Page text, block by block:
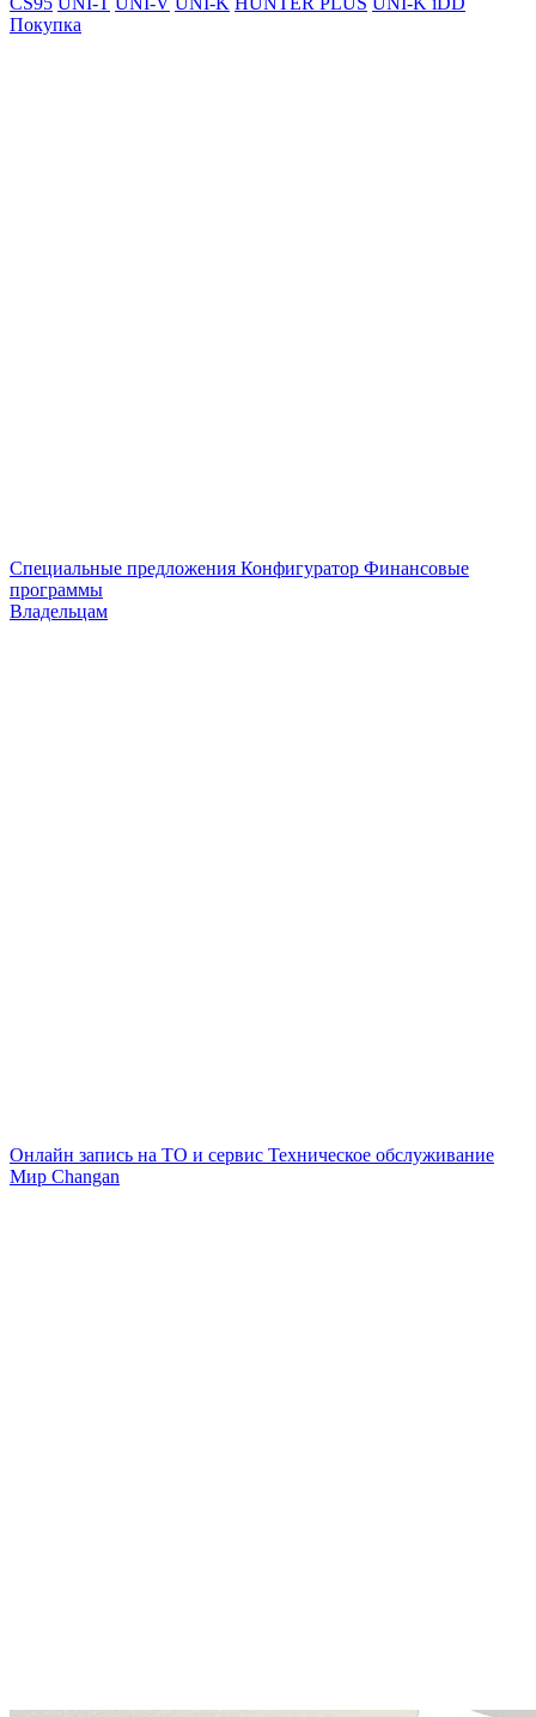
Покупка
Специальные предложения Конфигуратор Финансовые
программы
Владельцам
Онлайн запись на ТО и сервис Техническое обслуживание
Мир Changan